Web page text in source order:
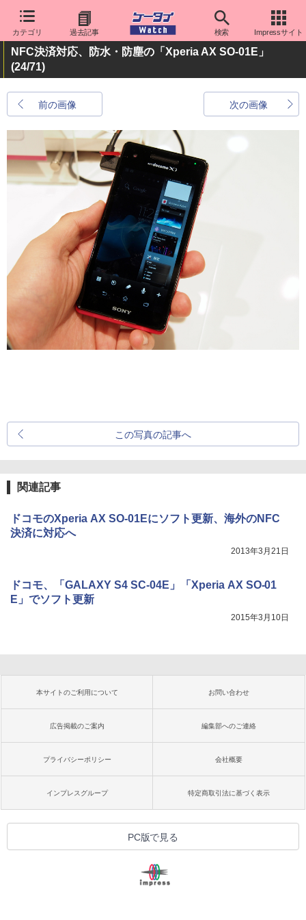
カテゴリ 過去記事 検索 Impressサイト
NFC決済対応、防水・防塵の「Xperia AX SO-01E」
(24/71)
前の画像 次の画像
この写真の記事へ
関連記事
ドコモのXperia AX SO-01Eにソフト更新、海外のNFC
決済に対応へ
2013年3月21日
ドコモ、「GALAXY S4 SC-04E」「Xperia AX SO-01
E」でソフト更新
2015年3月10日
本サイトのご利用について お問い合わせ
広告掲載のご案内 編集部へのご連絡
プライバシーポリシー 会社概要
インプレスグループ 特定商取引法に基づく表示
PC版で見る